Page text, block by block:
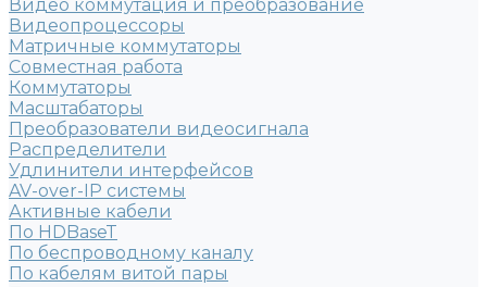
Видео коммутация и преобразование
Видеопроцессоры
Матричные коммутаторы
Совместная работа
Коммутаторы
Масштабаторы
Преобразователи видеосигнала
Распределители
Удлинители интерфейсов
AV-over-IP системы
Активные кабели
По HDBaseT
По беспроводному каналу
По кабелям витой пары